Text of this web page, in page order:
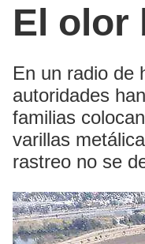
El olor
En un radio de
autoridades
familias
varillas
rastreo no se